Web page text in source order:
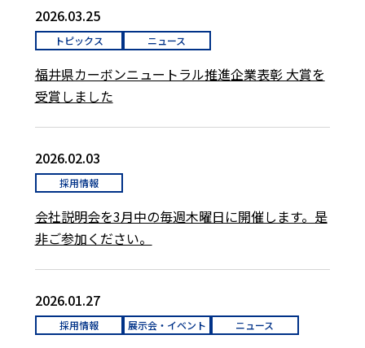
2026.03.25
トピックス ニュース
福井県カーボンニュートラル推進企業表彰 大賞を
受賞しました
2026.02.03
採用情報
会社説明会を3月中の毎週木曜日に開催します。是
非ご参加ください。
2026.01.27
採用情報 展示会・イベント ニュース